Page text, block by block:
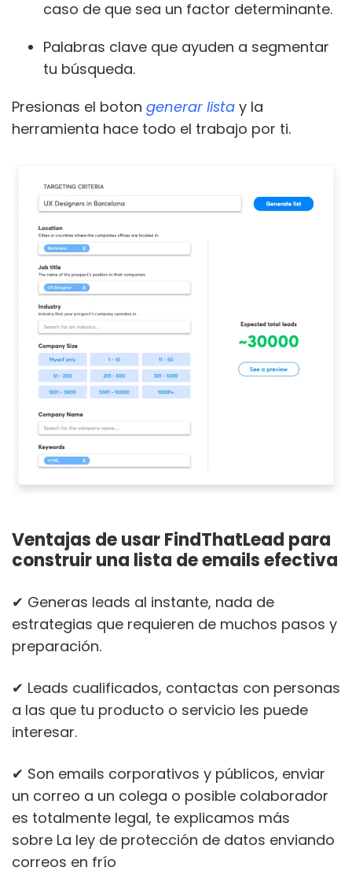
caso de que sea un factor determinante.
Palabras clave que ayuden a segmentar
tu búsqueda.
Presionas el boton generar lista y la
herramienta hace todo el trabajo por ti.
Ventajas de usar FindThatLead para
construir una lista de emails efectiva
✔ Generas leads al instante, nada de
estrategias que requieren de muchos pasos y
preparación.
✔ Leads cualificados, contactas con personas
a las que tu producto o servicio les puede
interesar.
✔ Son emails corporativos y públicos, enviar
un correo a un colega o posible colaborador
es totalmente legal, te explicamos más
sobre La ley de protección de datos enviando
correos en frío